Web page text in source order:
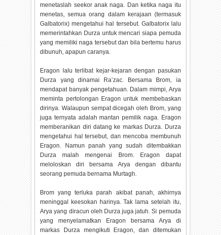
menetaslah seekor anak naga. Dan ketika naga itu
menetas, semua orang dalam kerajaan (termasuk
Galbatorix) mengetahui hal tersebut. Galbatorix lalu
memerintahkan Durza untuk mencari siapa pemuda
yang memiliki naga tersebut dan bila bertemu harus
dibunuh, apapun caranya.
Eragon lalu terlibat kejar-kejaran dengan pasukan
Durza yang dinamai Ra’zac. Bersama Brom, ia
mendapat banyak pengetahuan. Dalam mimpi, Arya
meminta pertolongan Eragon untuk membebaskan
dirinya. Walaupun sempat dicegah oleh Brom, yang
juga ternyata adalah mantan pemilik naga. Eragon
memberanikan diri datang ke markas Durza. Durza
mengetahui hal tersebut, dan mencoba membunuh
Eragon. Namun panah yang sudah ditembakkan
Durza malah mengenai Brom. Eragon dapat
meloloskan diri bersama Arya dengan dibantu
seorang pemuda bernama Murtagh.
Brom yang terluka parah akibat panah, akhirnya
meninggal keesokan harinya. Tak lama setelah itu,
Arya yang diracun oleh Durza juga jatuh. Si pemuda
yang menyelamatkan Eragon bersama Arya di
markas Durza mengikuti Eragon, dan ditemukan